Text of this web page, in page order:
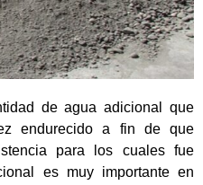
de agua adicional que
endurecido a fin de que
para los cuales fue
es muy importante en